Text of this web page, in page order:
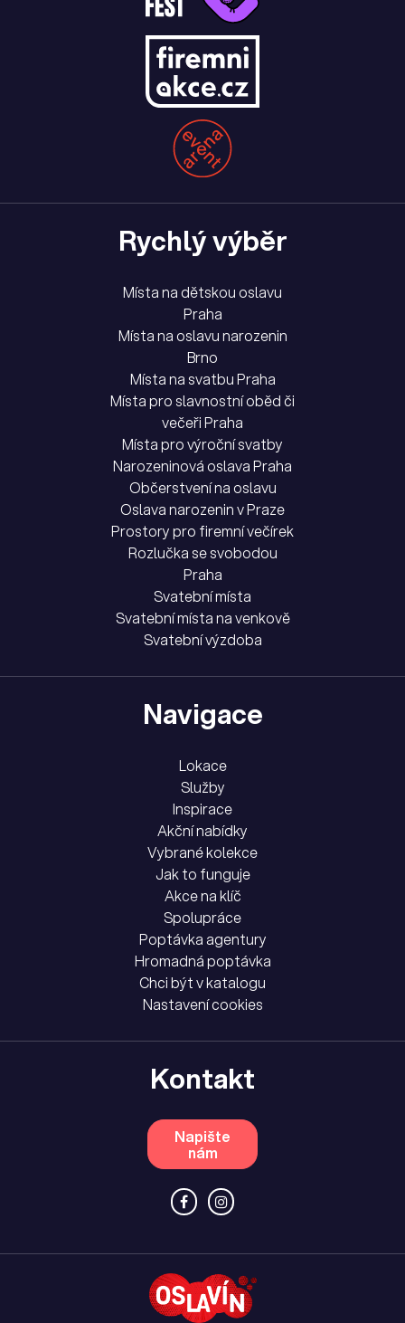
Rychlý výběr
Místa na dětskou oslavu
Praha
Místa na oslavu narozenin
Brno
Místa na svatbu Praha
Místa pro slavnostní oběd či
večeři Praha
Místa pro výroční svatby
Narozeninová oslava Praha
Občerstvení na oslavu
Oslava narozenin v Praze
Prostory pro firemní večírek
Rozlučka se svobodou
Praha
Svatební místa
Svatební místa na venkově
Svatební výzdoba
Navigace
Lokace
Služby
Inspirace
Akční nabídky
Vybrané kolekce
Jak to funguje
Akce na klíč
Spolupráce
Poptávka agentury
Hromadná poptávka
Chci být v katalogu
Nastavení cookies
Kontakt
Napište
nám